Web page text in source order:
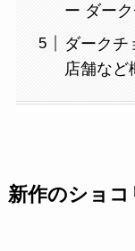
ー ダー
ダークチ
店舗など
新作のショコ